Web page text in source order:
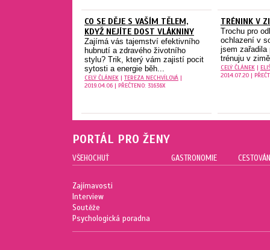
CO SE DĚJE S VAŠÍM TĚLEM,
KDYŽ NEJÍTE DOST VLÁKNINY
Zajímá vás tajemství efektivního
hubnutí a zdravého životního
stylu? Trik, který vám zajistí pocit
sytosti a energie běh...
CELÝ ČLÁNEK | TEREZA NECHVÍLOVÁ |
2019.04.06 | PŘEČTENO: 31636X
TRÉNINK V
Trochu pro
ochlazení v
jsem
trénuju v
CELÝ ČLÁNEK|
2014.07.20 |
PORTÁL PRO ŽENY
VŠEHOCHUŤ
Zajímavosti
Interview
Soutěže
Psychologická poradna
GASTRONOMIE